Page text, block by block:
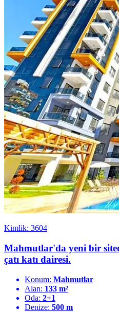
Kimlik: 3604
Mahmutlar'da yeni bir
çatı katı dairesi.
Konum: Mahmutlar
Alan: 133 m²
Oda: 2+1
Denize: 500 m